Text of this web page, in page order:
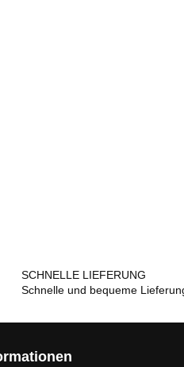
SCHNELLE LIEFERUNG
Schnelle und bequeme